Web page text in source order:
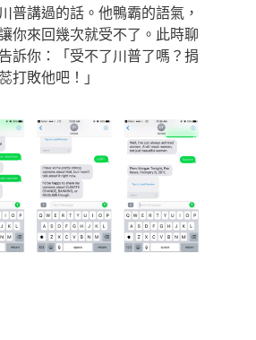
普講過的話。他鴨霸的語氣，
你來回幾次就受不了。此時聊
訴你：「受不了川普了嗎？捐
打敗他吧！」